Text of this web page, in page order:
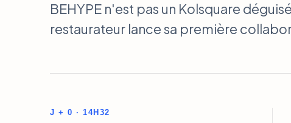
BEHYPE n'est pas un Kolsquare
restaurateur lance sa première
J + 0 · 14H32